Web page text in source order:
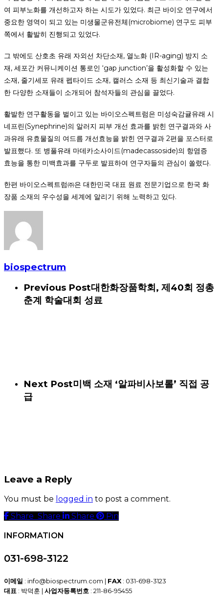
여 피부노화를 개선하고자 하는 시도가 있었다. 최근 바이오 연구에서
중요한 영역이 되고 있는 미생물군유전체(microbiome) 연구도 피부
쪽에서 활발히 진행되고 있었다.
그 밖에도 산호초 유래 자외선 차단소재, 열노화 (IR-aging) 방지 소
재, 세포간 커뮤니케이션 통로인 ‘gap junction’을 활성화할 수 있는
소재, 줄기세포 유래 펩타이드 소재, 캘러스 소재 등 최신기술과 결합
한 다양한 소재들이 소개되어 참석자들의 관심을 끌었다.
활발한 연구활동을 벌이고 있는 바이오스펙트럼은 미성숙감귤유래 시
네프린(Synephrine)의 알러지 피부 개선 효과를 밝힌 연구결과와 사
과유래 유효물질의 여드름 개선효능을 밝힌 연구결과 2편을 포스터로
발표했다. 또 병풀유래 마데카소사이드(madecassoside)의 항염증
효능을 통한 미백효과를 구두로 발표하여 연구자들의 관심이 쏠렸다.
한편 바이오스펙트럼㈜은 대한민국 대표 원료 전문기업으로 한국 화
장품 소재의 우수성을 세계에 알리기 위해 노력하고 있다.
biospectrum
Previous Post대한화장품학회, 제40회 정총
춘계 학술대회 성료
Next Post미백 소재 ‘알파비사보롤’ 직접 공
급
Leave a Reply
You must be logged in to post a comment.
Share
Share Share Share Pin
INFORMATION
031-698-3122
이메일 : info@biospectrum.com | FAX: 031-698-3123
대표 : 박덕훈 | 사업자등록번호 : 211-86-95455